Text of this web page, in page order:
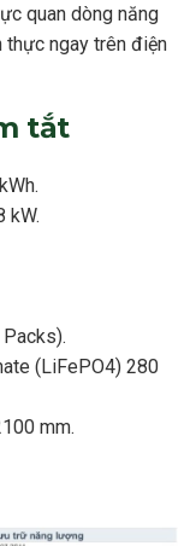
quan dòng năng
thực ngay trên điện
tắt
kW.
(LiFePO4) 280
mm.